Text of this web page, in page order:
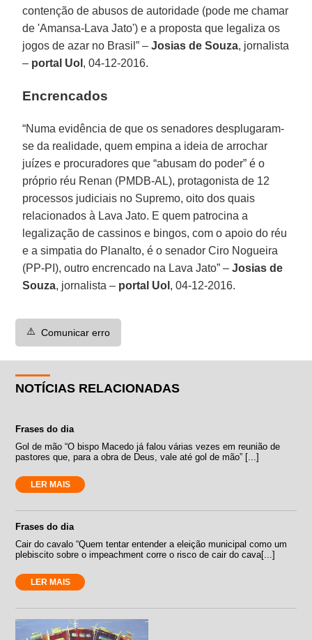
contenção de abusos de autoridade (pode me chamar
de 'Amansa-Lava Jato') e a proposta que legaliza os
jogos de azar no Brasil” –Josias de Souza, jornalista
– portal Uol , 04-12-2016.
Encrencados
“Numa evidência de que os senadores desplugaram-
se da realidade, quem empina a ideia de arrochar
juízes e procuradores que “abusam do poder” é o
próprio réu Renan (PMDB-AL), protagonista de 12
processos judiciais no Supremo, oito dos quais
relacionados à Lava Jato. E quem patrocina a
legalização de cassinos e bingos, com o apoio do réu
e a simpatia do Planalto, é o senador Ciro Nogueira
(PP-PI), outro encrencado na Lava Jato” –Josias de
Souza, jornalista – portal Uol , 04-12-2016.
⚠️ Comunicar erro
NOTÍCIAS RELACIONADAS
Frases do dia
Gol de mão “O bispo Macedo já falou várias vezes em reunião de
pastores que, para a obra de Deus, vale até gol de mão” [...]
LER MAIS
Frases do dia
Cair do cavalo “Quem tentar entender a eleição municipal como um
plebiscito sobre o impeachment corre o risco de cair do cava[...]
LER MAIS